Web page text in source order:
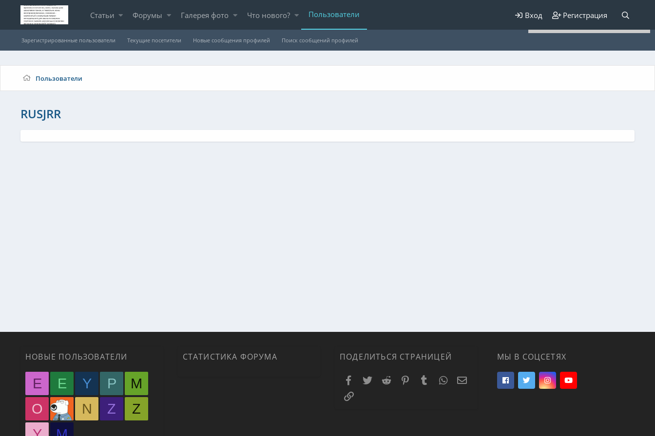
Статьи Форумы Галерея фото Что нового? Пользователи Вход Регистрация
Зарегистрированные пользователи Текущие посетители Новые сообщения профилей Поиск сообщений профилей
Пользователи
RUSJRR
НОВЫЕ ПОЛЬЗОВАТЕЛИ
E E Y P
M
O
N Z
Z
СТАТИСТИКА ФОРУМА ПОДЕЛИТЬСЯ СТРАНИЦЕЙ
Facebook
TwitterReddit PinterestTumblrWhatsAppЭлектронная почта
Ссылка
МЫ В СОЦСЕТЯХ
Для любых предложений по